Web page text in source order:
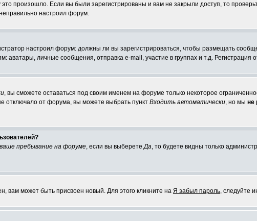
произошло. Если вы были зарегистрированы и вам не закрыли доступ, то
настроил форум.
настроил форум: должны ли вы зарегистрироваться, чтобы размещать
личные сообщения, отправка e-mail, участие в группах и т.д. Регистрация
, вы сможете оставаться под своим именем на форуме только некоторое
отключало от форума, вы можете выбрать пункт Входить автоматически, но мы не
пребывание на форуме, если вы выберетеДа, то будете видны только
вам может быть присвоен новый. Для этого кликните на Я забыл пароль, следуйте